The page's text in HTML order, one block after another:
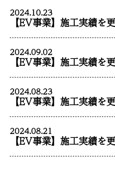
2024.10.23
【EV事業】施工実績を
2024.09.02
【EV事業】施工実績を
2024.08.23
【EV事業】施工実績を
2024.08.21
【EV事業】施工実績を